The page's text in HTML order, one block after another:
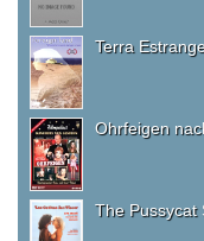
Terra
Ohrfeigen
The Pussycat